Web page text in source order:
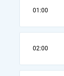
01:00
02:00